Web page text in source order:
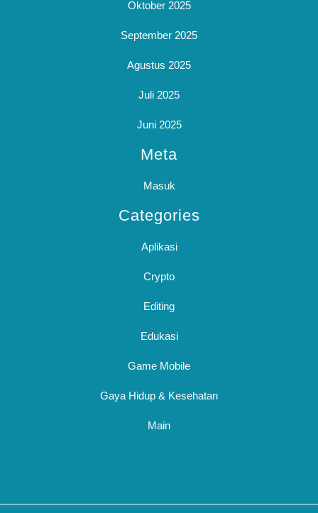
Oktober 2025
September 2025
Agustus 2025
Juli 2025
Juni 2025
Meta
Masuk
Categories
Aplikasi
Crypto
Editing
Edukasi
Game Mobile
Gaya Hidup & Kesehatan
Main